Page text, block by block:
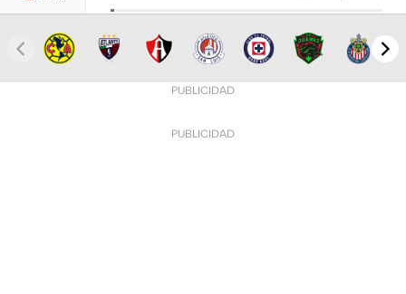
PUBLICIDAD
PUBLICIDAD